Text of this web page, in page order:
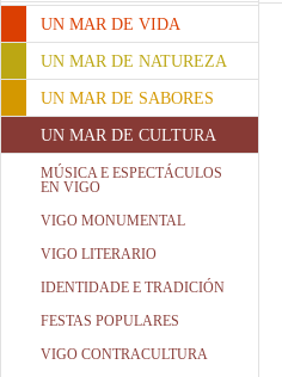
UN MAR DE VIDA
UN MAR DE NATUREZA
UN MAR DE SABORES
UN MAR DE CULTURA
MÚSICA E ESPECTÁCULOS
EN VIGO
VIGO MONUMENTAL
VIGO LITERARIO
IDENTIDADE E TRADICIÓN
FESTAS POPULARES
VIGO CONTRACULTURA